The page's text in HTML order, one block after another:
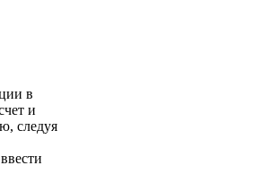
в
и
следуя